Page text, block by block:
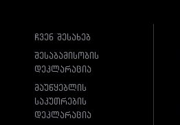
ჩვენ შესახებ
შესაბამისობის
დეკლარაცია
მაუწყებლის
საკუთრების
დეკლარაცია